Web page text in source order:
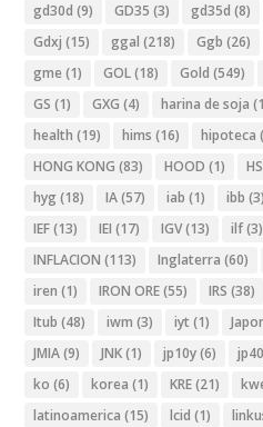
gd30d (9) GD35 (3) gd35d (8)
Gdxj (15) ggal (218) Ggb (26)
gme (1) GOL(18) Gold (549)
GS (1) GXG (4) harina de soja
health (19) hims (16) hipoteca
HONG KONG (83) HOOD (1)
hyg (18) IA(57) iab (1) ibb (3)
IEF(13) IEI (17) IGV(13) ilf(3)
INFLACION (113) Inglaterra (60)
iren (1) IRON ORE(55) IRS (38)
Itub (48) iwm (3) iyt (1)
JMIA(9) JNK(1) jp10y(6)
ko (6) korea (1) KRE(21)
latinoamerica (15) lcid (1)